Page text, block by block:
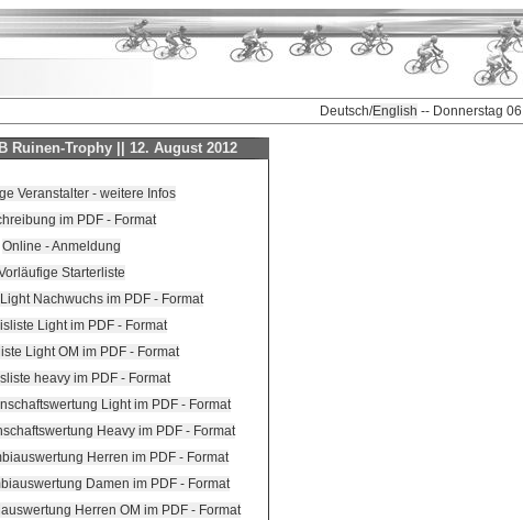
Deutsch/English -- Donnerstag
Ruinen-Trophy || 12. August 2012
Veranstalter - weitere Infos
im PDF - Format
Online - Anmeldung
Starterliste
Nachwuchs im PDF - Format
Light im PDF - Format
Light OM im PDF - Format
heavy im PDF - Format
Light im PDF - Format
Heavy im PDF - Format
Herren im PDF - Format
Damen im PDF - Format
Herren OM im PDF - Format